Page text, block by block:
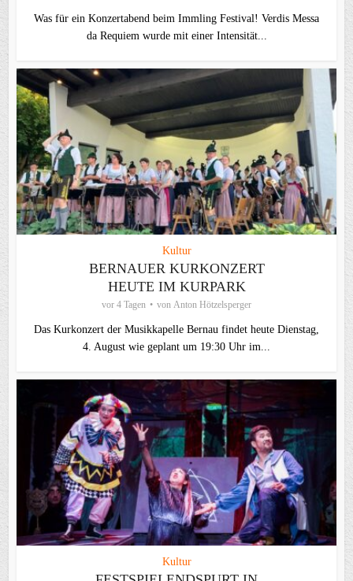
Was für ein Konzertabend beim Immling Festival! Verdis Messa
da Requiem wurde mit einer Intensität...
Kultur
BERNAUER KURKONZERT
HEUTE IM KURPARK
vor 4 Tagen von Anton Hötzelsperger
Das Kurkonzert der Musikkapelle Bernau findet heute Dienstag,
4. August wie geplant um 19:30 Uhr im...
Kultur